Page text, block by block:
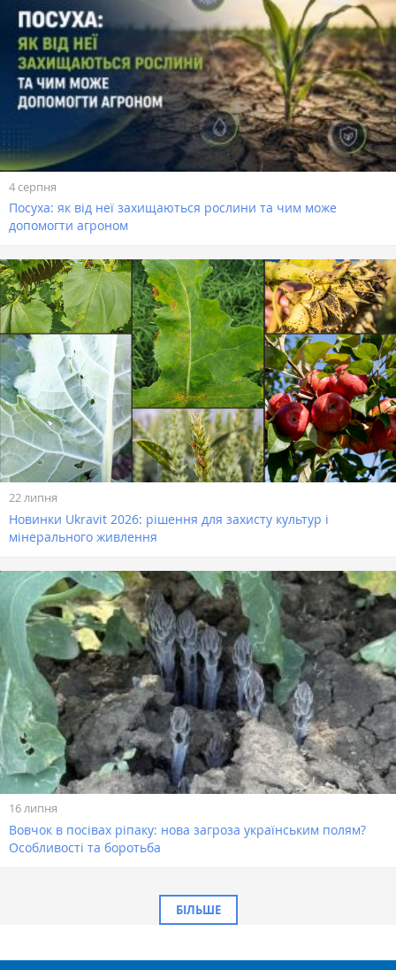
4 серпня
Посуха: як від неї захищаються рослини та чим може
допомогти агроном
22 липня
Новинки Ukravit 2026: рішення для захисту культур і
мінерального живлення
16 липня
Вовчок в посівах ріпаку: нова загроза українським полям?
Особливості та боротьба
БІЛЬШЕ